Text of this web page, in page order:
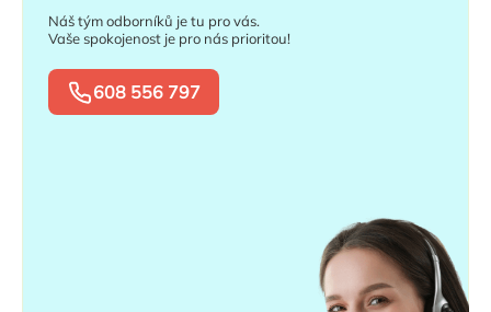
Náš tým odborníků je tu pro vás.
Vaše spokojenost je pro nás prioritou!
608 556 797